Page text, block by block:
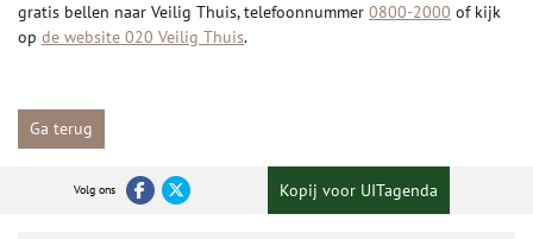
gratis bellen naar Veilig Thuis, telefoonnummer 0800-2000 of kijk
op de website 020 Veilig Thuis.
Ga terug
Volg ons Kopij voor UITagenda